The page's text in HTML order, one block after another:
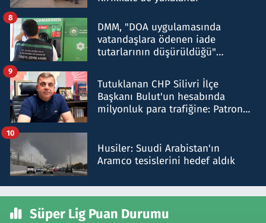
DMM, "DOA uygulamasında
vatandaşlara ödenen iade
tutarlarının düşürüldüğü"
8
Tutuklanan CHP Silivri İlçe
Başkanı Bulut'un hesabında
milyonluk para trafiğine: Patron
9
Husiler: Suudi Arabistan'ın
Aramco tesislerini hedef aldık
10
Süper Lig Puan Durumu